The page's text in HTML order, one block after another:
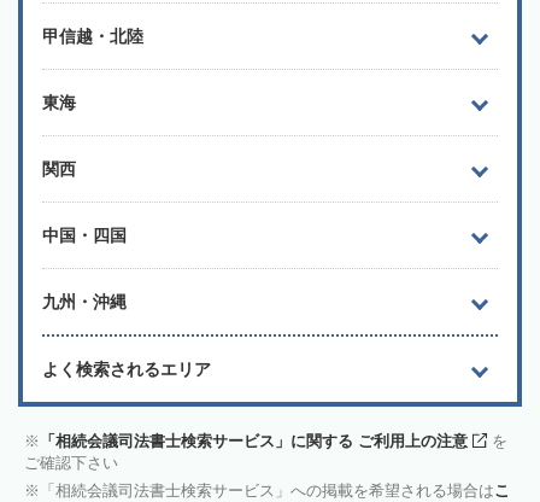
甲信越・北陸
東海
関西
中国・四国
九州・沖縄
よく検索されるエリア
「相続会議司法書士検索サービス」に関する ご利用上の注意
を
ご確認下さい
「相続会議司法書士検索サービス」への掲載を希望される場合はこ